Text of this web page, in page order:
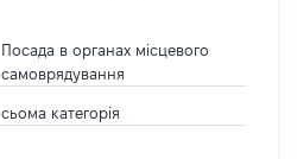
Посада в органах місцевого
самоврядування
сьома категорія